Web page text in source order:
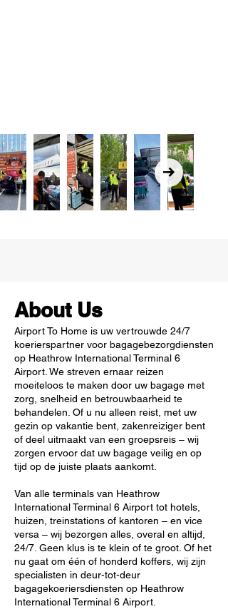
About Us
Airport To Home is uw vertrouwde 24/7
koerierspartner voor bagagebezorgdiensten
op Heathrow International Terminal 6
Airport. We streven ernaar reizen
moeiteloos te maken door uw bagage met
zorg, snelheid en betrouwbaarheid te
behandelen. Of u nu alleen reist, met uw
gezin op vakantie bent, zakenreiziger bent
of deel uitmaakt van een groepsreis – wij
zorgen ervoor dat uw bagage veilig en op
tijd op de juiste plaats aankomt.
Van alle terminals van Heathrow
International Terminal 6 Airport tot hotels,
huizen, treinstations of kantoren – en vice
versa – wij bezorgen alles, overal en altijd,
24/7. Geen klus is te klein of te groot. Of het
nu gaat om één of honderd koffers, wij zijn
specialisten in deur-tot-deur
bagagekoeriersdiensten op Heathrow
International Terminal 6 Airport.